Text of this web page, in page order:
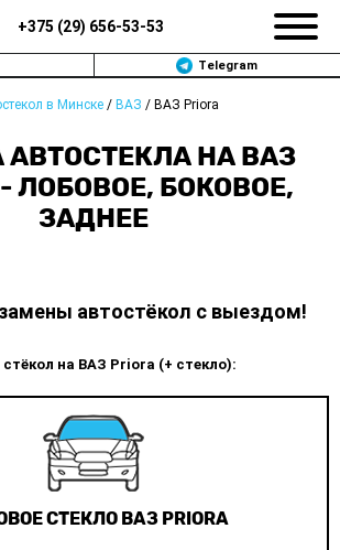
+375 (29) 656-53-53
Telegram
в Минске / ВАЗ / ВАЗ Priora
АВТОСТЕКЛА НА ВАЗ
- ЛОБОВОЕ, БОКОВОЕ,
ЗАДНЕЕ
автостёкол с выездом!
на ВАЗ Priora (+ стекло):
СТЕКЛО ВАЗ PRIORA
В МИНСКЕ